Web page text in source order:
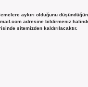
aykırı olduğunu
adresine bildirmeniz
sitemizden kaldırılacaktır.